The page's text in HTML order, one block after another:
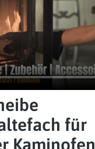
für
Kaminofen